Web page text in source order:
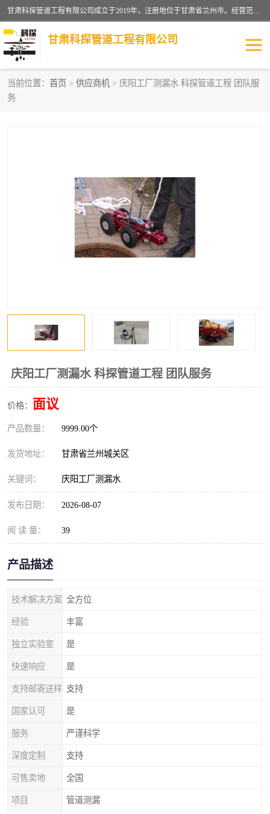
甘肃科探管道工程有限公司成立于2019年，注册地位于甘肃省兰州市。经营范围包括管道安装、清洗、疏通、维修、检测，防水工程，工程钻孔，化粪池清理，暖气安装，给排水管道安装维修，室内外管道如消防、供水、供热管道漏水检测定位，室内外防水堵漏等。
甘肃科探管道工程有限公司
当前位置： 首页 > 供应商机 > 庆阳工厂测漏水 科探管道工程 团队服
务
庆阳工厂测漏水 科探管道工程 团队服务
价格： 面议
产品数量： 9999.00个
发货地址： 甘肃省兰州城关区
关键词： 庆阳工厂测漏水
发布日期： 2026-08-07
阅 读 量： 39
产品描述
技术解决方案 全方位
经验 丰富
独立实验室 是
快速响应 是
支持邮寄送样 支持
国家认可 是
服务 严谨科学
深度定制 支持
可售卖地 全国
项目 管道测漏
自来水管漏水 管道疏通
高压车疏通清淤